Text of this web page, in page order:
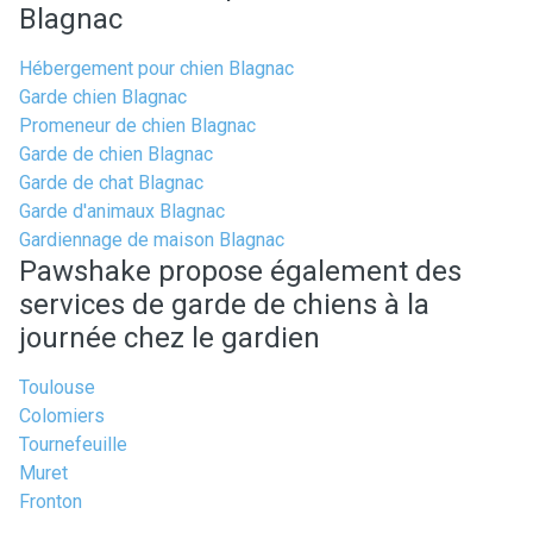
Blagnac
Hébergement pour chien Blagnac
Garde chien Blagnac
Promeneur de chien Blagnac
Garde de chien Blagnac
Garde de chat Blagnac
Garde d'animaux Blagnac
Gardiennage de maison Blagnac
Pawshake propose également des
services de garde de chiens à la
journée chez le gardien
Toulouse
Colomiers
Tournefeuille
Muret
Fronton